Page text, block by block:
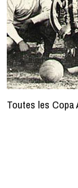
Toutes les Copa